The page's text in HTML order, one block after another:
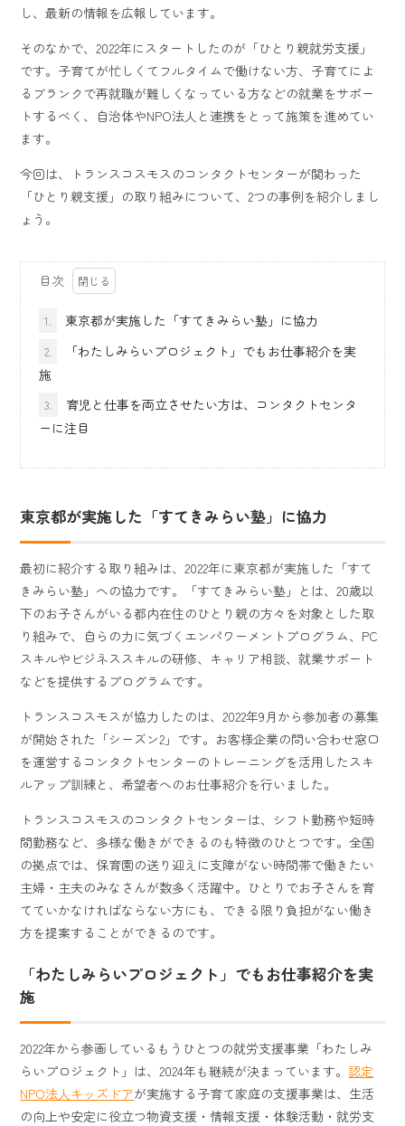
し、最新の情報を広報しています。
そのなかで、2022年にスタートしたのが「ひとり親就労支援」
です。子育てが忙しくてフルタイムで働けない方、子育てによ
るブランクで再就職が難しくなっている方などの就業をサポー
トするべく、自治体やNPO法人と連携をとって施策を進めてい
ます。
今回は、トランスコスモスのコンタクトセンターが関わった
「ひとり親支援」の取り組みについて、2つの事例を紹介しまし
ょう。
目次
1. 東京都が実施した「すてきみらい塾」に協力
2.
「わたしみらいプロジェクト」でもお仕事紹介を実
施
3.
育児と仕事を両立させたい方は、コンタクトセンタ
ーに注目
東京都が実施した「すてきみらい塾」に協力
最初に紹介する取り組みは、2022年に東京都が実施した「すて
きみらい塾」への協力です。「すてきみらい塾」とは、20歳以
下のお子さんがいる都内在住のひとり親の方々を対象とした取
り組みで、自らの力に気づくエンパワーメントプログラム、PC
スキルやビジネススキルの研修、キャリア相談、就業サポート
などを提供するプログラムです。
トランスコスモスが協力したのは、2022年9月から参加者の募集
が開始された「シーズン2」です。お客様企業の問い合わせ窓口
を運営するコンタクトセンターのトレーニングを活用したスキ
ルアップ訓練と、希望者へのお仕事紹介を行いました。
トランスコスモスのコンタクトセンターは、シフト勤務や短時
間勤務など、多様な働きができるのも特徴のひとつです。全国
の拠点では、保育園の送り迎えに支障がない時間帯で働きたい
主婦・主夫のみなさんが数多く活躍中。ひとりでお子さんを育
てていかなければならない方にも、できる限り負担がない働き
方を提案することができるのです。
「わたしみらいプロジェクト」でもお仕事紹介を実
施
2022年から参画しているもうひとつの就労支援事業「わたしみ
らいプロジェクト」は、2024年も継続が決まっています。認定
NPO法人キッズドアが実施する子育て家庭の支援事業は、生活
の向上や安定に役立つ物資支援・情報支援・体験活動・就労支